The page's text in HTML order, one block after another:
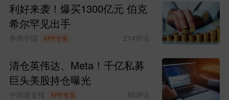
利好来袭！爆买1300亿元 伯克
希尔罕见出手
券商中国 APP专享 214评论
清仓英伟达、Meta！千亿私募
巨头美股持仓曝光
中国基金报 APP专享 86评论